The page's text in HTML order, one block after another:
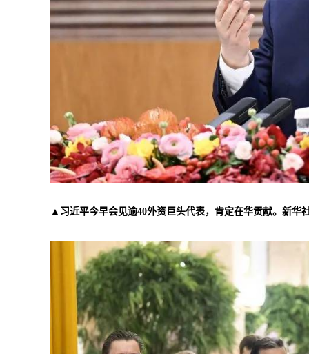
▲习近平今早会见逾40外资巨头代表，肯定在华贡献。新华